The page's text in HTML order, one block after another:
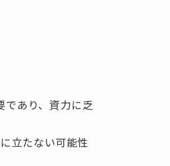
であり、資力に乏
立たない可能性